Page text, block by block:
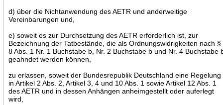
d) über die Nichtanwendung des AETR und anderweitige
Vereinbarungen und,
e) soweit es zur Durchsetzung des AETR erforderlich ist, zur
Bezeichnung der Tatbestände, die als Ordnungswidrigkeiten nach §
8 Abs. 1 Nr. 1 Buchstabe b, Nr. 2 Buchstabe b und Nr. 4 Buchstabe
geahndet werden können,
zu erlassen, soweit der Bundesrepublik Deutschland eine Regelung
in Artikel 2 Abs. 2, Artikel 3, 4 und 10 Abs. 1 sowie Artikel 12 Abs. 1
des AETR und in dessen Anhängen anheimgestellt oder auferlegt
wird,